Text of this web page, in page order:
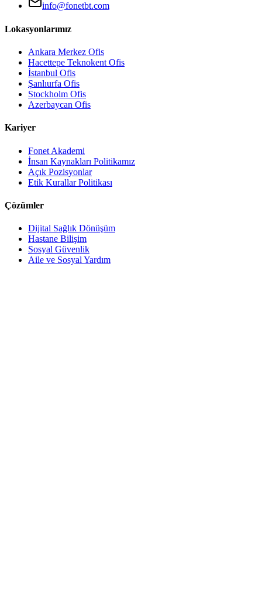
info@fonetbt.com
Lokasyonlarımız
Ankara Merkez Ofis
Hacettepe Teknokent Ofis
İstanbul Ofis
Şanlıurfa Ofis
Stockholm Ofis
Azerbaycan Ofis
Kariyer
Fonet Akademi
İnsan Kaynakları Politikamız
Açık Pozisyonlar
Etik Kurallar Politikası
Çözümler
Dijital Sağlık Dönüşüm
Hastane Bilişim
Sosyal Güvenlik
Aile ve Sosyal Yardım